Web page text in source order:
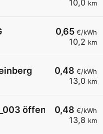
10,0 km
0,65 €/kWh
10,2 km
0,48 €/kWh
13,0 km
0,48 €/kWh
13,8 km
öffentlich